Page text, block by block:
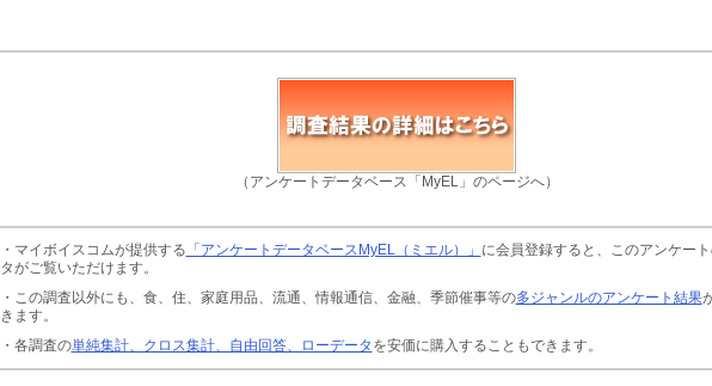
（アンケートデータベース「MyEL」のページへ）
・マイボイスコムが提供する 「アンケートデータベースMyEL（ミエル）」 に会員登録すると、このアンケー
タがご覧いただけます。
・この調査以外にも、食、住、家庭用品、流通、情報通信、金融、季節催事等の多ジャンルのアンケート結果
きます。
・各調査の単純集計、クロス集計、自由回答、ローデータ を安価に購入することもできます。